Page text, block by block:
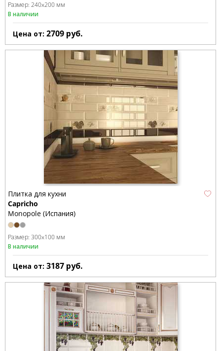
Размер: 240x200 мм
В наличии
Цена от: 2709 руб.
Плитка для кухни
Capricho
Monopole (Испания)
Размер: 300x100 мм
В наличии
Цена от: 3187 руб.